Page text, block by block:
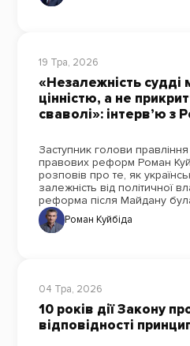
19 Тра, 2026
«Незалежність судді
цінністю, а не
сваволі»: інтерв’ю з
Заступник голови
правових реформ Роман Куйбіда в
розповів про те, як
залежність від політичної
реформа після Майдану
про роль іноземних
Роман Куйбіда
04 Тра, 2026
10 років дії Закону
відповідності